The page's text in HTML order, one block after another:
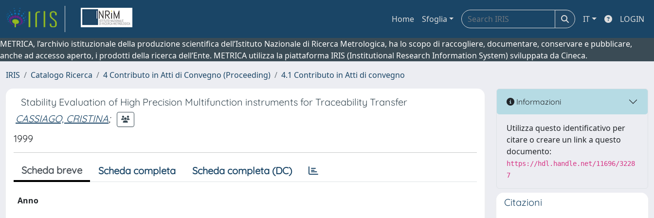
Home Sfoglia IT LOGIN
METRICA, l’archivio istituzionale della produzione scientifica dell’Istituto Nazionale di Ricerca Metrologica, ha lo scopo di raccogliere, documentare, conservare e pubblicare,
anche ad accesso aperto, i prodotti della ricerca dell’Ente. METRICA utilizza la piattaforma IRIS (Institutional Research Information System) sviluppata da Cineca.
IRIS
Catalogo Ricerca 4 Contributo in Atti di Convegno (Proceeding) 4.1 Contributo in Atti di convegno
Stability Evaluation of High Precision Multifunction instruments for Traceability Transfer
CASSIAGO, CRISTINA;
1999
Scheda breve Scheda completa Scheda completa (DC)
Anno
Informazioni
Utilizza questo identificativo per
citare o creare un link a questo
documento:
https://hdl.handle.net/11696/3228
7
Citazioni